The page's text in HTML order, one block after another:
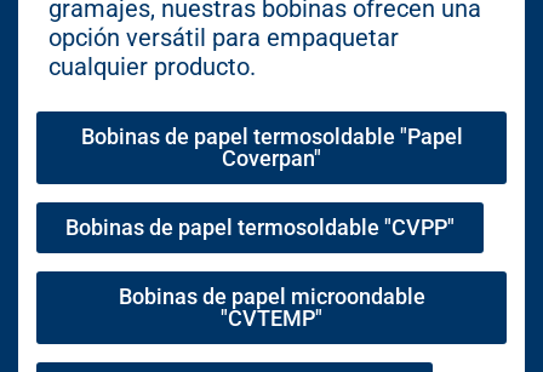
gramajes, nuestras bobinas ofrecen una
opción versátil para empaquetar
cualquier producto.
Bobinas de papel termosoldable "Papel
Coverpan"
Bobinas de papel termosoldable "CVPP"
Bobinas de papel microondable
"CVTEMP"